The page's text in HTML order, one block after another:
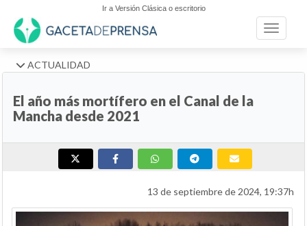
Ir a Versión Clásica o escritorio
Toggle
ACTUALIDAD
El año más mortífero en el Canal de la
Mancha desde 2021
13 de septiembre de 2024, 19:37h